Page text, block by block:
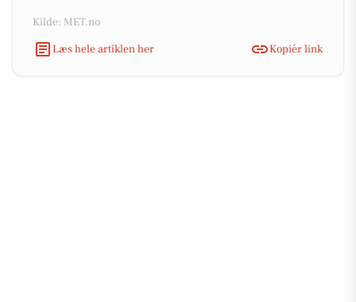
Kilde: MET.no
Læs hele artiklen her
Kopiér link